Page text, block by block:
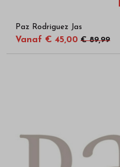
Paz Rodriguez Jas
Vanaf € 45,00 € 89,99